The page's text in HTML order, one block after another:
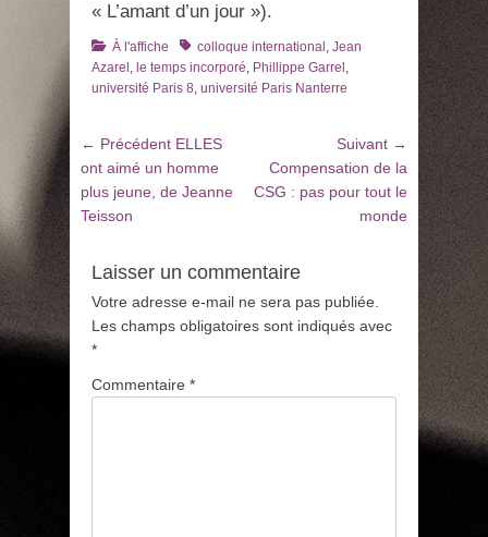
« L’amant d’un jour »).
Catégories
À l'affiche Tagscolloque international , Jean
Azarel , le temps incorporé, Phillippe Garrel ,
université Paris 8, université Paris Nanterre
Navigation
de
l’article
← Précédent Article
précédent
:
ELLES
ont aimé un homme
plus jeune, de Jeanne
Teisson
Suivant →
Article
suivant
:
Compensation de la
CSG : pas pour tout le
monde
Laisser un commentaire
Votre adresse e-mail ne sera pas publiée.
Les champs obligatoires sont indiqués avec
*
Commentaire *